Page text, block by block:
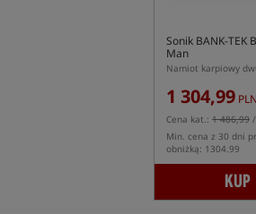
Sonik BANK-TEK
Man
Namiot karpiowy
1 304,99 PLN
Cena kat.: 1 486,99
Min. cena z 30 dni
obniżką: 1304.99
KUP